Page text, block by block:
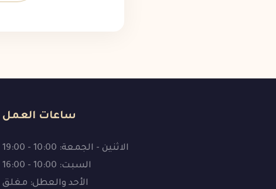
ساعات العمل
الاثنين - الجمعة: 10:00 - 19:00
السبت: 10:00 - 16:00
الأحد والعطل: مغلق